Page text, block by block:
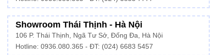
Showroom Thái Thịnh - Hà Nội
106 P. Thái Thịnh, Ngã Tư Sở, Đống Đa, Hà Nội
Hotline: 0936.080.365 - ĐT: (024) 6683 5457